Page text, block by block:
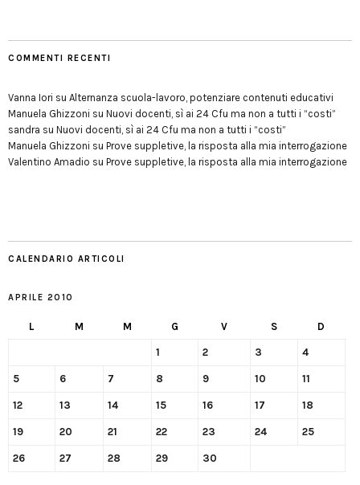
COMMENTI RECENTI
Vanna Iori su Alternanza scuola-lavoro, potenziare contenuti educativi
Manuela Ghizzoni su Nuovi docenti, sì ai 24 Cfu ma non a tutti i “costi”
sandra su Nuovi docenti, sì ai 24 Cfu ma non a tutti i “costi”
Manuela Ghizzoni su Prove suppletive, la risposta alla mia interrogazione
Valentino Amadio su Prove suppletive, la risposta alla mia interrogazione
CALENDARIO ARTICOLI
APRILE 2010
L M M G V S D
1 2 3 4
5 6 7 8 9 10 11
12 13 14 15 16 17 18
19 20 21 22 23 24 25
26 27 28 29 30